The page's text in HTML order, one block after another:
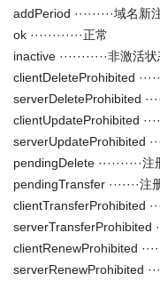
addPeriod ·········域名新
ok ············正常
inactive ···········非激活
clientDeleteProhibited
serverDeleteProhibited
clientUpdateProhibited
serverUpdateProhibited
pendingDelete ··········
pendingTransfer ·······
clientTransferProhibited
serverTransferProhibited
clientRenewProhibited
serverRenewProhibited